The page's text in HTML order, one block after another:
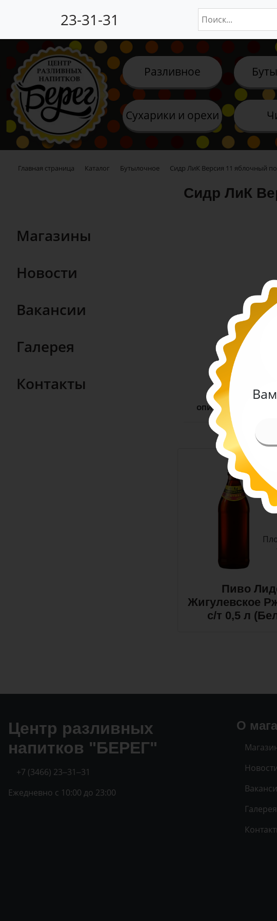
23-31-31
Разливное
Сухарики и орехи
Главная страница Каталог Бутылочное Сидр ЛиК Версия 11 яблочный
Магазины
Новости
Вакансии
Галерея
Контакты
Сидр ЛиК
ОПИСАНИЕ
Пиво
Жигулевское
с/т 0,5 л
О
Галерея
Центр разливных
напитков "БЕРЕГ"
+7 (3466) 23‒31‒31
Ежедневно с 10:00 до 23:00